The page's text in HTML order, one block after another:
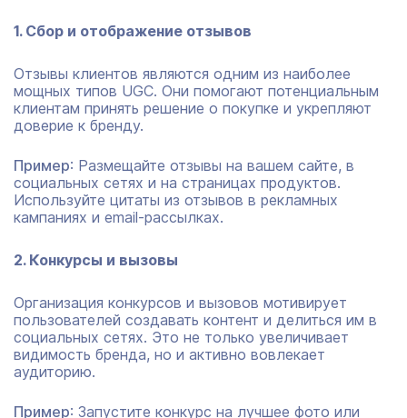
1. Сбор и отображение отзывов
Отзывы клиентов являются одним из наиболее
мощных типов UGC. Они помогают потенциальным
клиентам принять решение о покупке и укрепляют
доверие к бренду.
Пример: Размещайте отзывы на вашем сайте, в
социальных сетях и на страницах продуктов.
Используйте цитаты из отзывов в рекламных
кампаниях и email-рассылках.
2. Конкурсы и вызовы
Организация конкурсов и вызовов мотивирует
пользователей создавать контент и делиться им в
социальных сетях. Это не только увеличивает
видимость бренда, но и активно вовлекает
аудиторию.
Пример: Запустите конкурс на лучшее фото или